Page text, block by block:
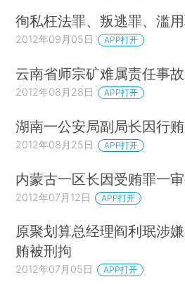
徇私枉法罪、叛逃罪、滥
2012年09月05日 APP打开
云南省师宗矿难属责任事
2012年08月28日 APP打开
湖南一公安局副局长因行
2012年08月25日 APP打开
内蒙古一区长因受贿罪一
2012年07月12日 APP打开
原聚划算总经理阎利珉涉
贿被刑拘
2012年07月05日 APP打开